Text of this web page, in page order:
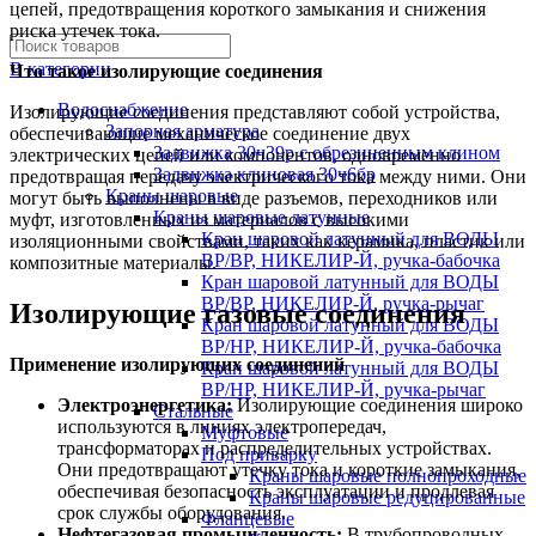
В категории
Водоснабжение
Запорная арматура
Задвижка 30ч39р с обрезиненным клином
Задвижка клиновая 30ч6бр
Краны шаровые
Краны шаровые латунные
Кран шаровой латунный для ВОДЫ
ВР/ВР, НИКЕЛИР-Й, ручка-бабочка
Кран шаровой латунный для ВОДЫ
ВР/ВР, НИКЕЛИР-Й, ручка-рычаг
Кран шаровой латунный для ВОДЫ
ВР/НР, НИКЕЛИР-Й, ручка-бабочка
Кран шаровой латунный для ВОДЫ
ВР/НР, НИКЕЛИР-Й, ручка-рычаг
Стальные
Муфтовые
Под приварку
Краны шаровые полнопроходные
Краны шаровые редуцированные
Фланцевые
цепей, предотвращения короткого замыкания и снижения
риска утечек тока.
Что такое изолирующие соединения
Изолирующие соединения представляют собой устройства,
обеспечивающие механическое соединение двух
электрических цепей или компонентов, одновременно
предотвращая передачу электрического тока между ними. Они
могут быть выполнены в виде разъемов, переходников или
муфт, изготовленных из материалов с высокими
изоляционными свойствами, таких как керамика, пластик или
композитные материалы.
Изолирующие газовые соединения
Применение изолирующих соединений
Электроэнергетика:Изолирующие соединения широко
используются в линиях электропередач,
трансформаторах и распределительных устройствах.
Они предотвращают утечку тока и короткие замыкания,
обеспечивая безопасность эксплуатации и продлевая
срок службы оборудования.